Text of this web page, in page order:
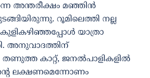
അന്തരീക്ഷം മഞ്ഞിൻ
റൂമിലെത്തി നല്ല
യാത്രാ
അനുവാദത്തിന്
കാറ്റ്, ജനൽപാളികളിൽ
ലക്ഷണമെന്നോണം